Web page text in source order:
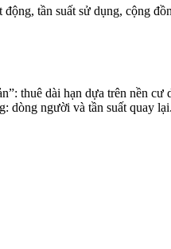
tần suất sử dụng, cộng
thuê dài hạn dựa trên nền cư
dòng người và tần suất quay lại.